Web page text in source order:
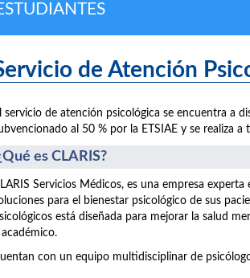
de Atención
servicio de atención psicológica se encuentra a
al 50 % por la ETSIAE y se realiza a
es CLARIS?
Servicios Médicos, es una empresa
para el bienestar psicológico de sus
está diseñada para mejorar la salud
con un equipo multidisciplinar de